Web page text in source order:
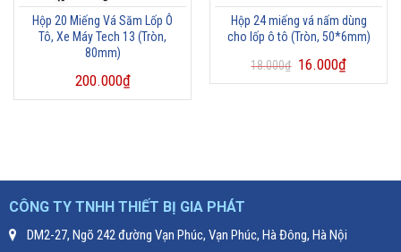
Hộp 20 Miếng Vá Săm Lốp Ô
Tô, Xe Máy Tech 13 (Tròn,
80mm)
200.000₫
Hộp 24 miếng vá nấm dùng
cho lốp ô tô (Tròn, 50*6mm)
18.000₫ 16.000₫
CÔNG TY TNHH THIẾT BỊ GIA PHÁT
DM2-27, Ngõ 242 đường Vạn Phúc, Vạn Phúc, Hà Đông, Hà Nội